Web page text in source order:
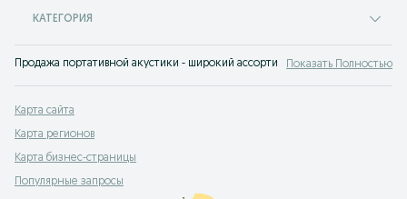
КАТЕГОРИЯ
Продажа портативной акустики - широкий ассортимент и выгодные цены
Показать Полностью
Карта сайта
Карта регионов
Карта бизнес-страницы
Популярные запросы